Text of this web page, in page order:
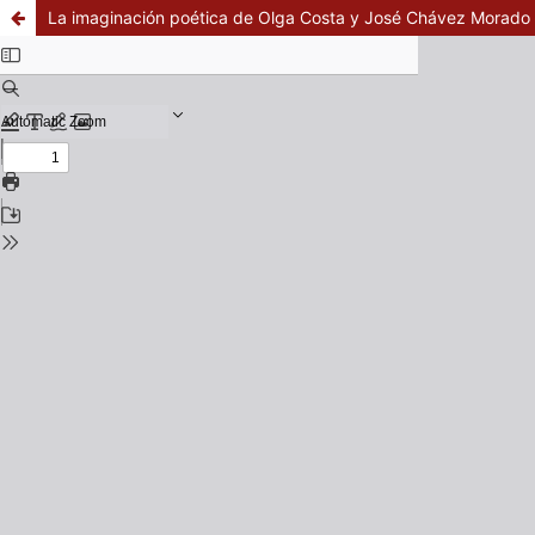
La imaginación poética de Olga Costa y José Chávez